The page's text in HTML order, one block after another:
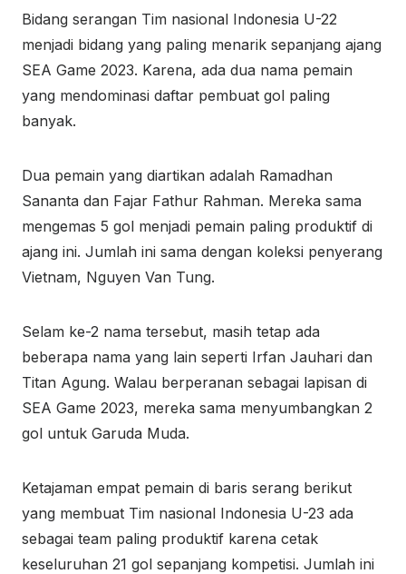
Bidang serangan Tim nasional Indonesia U-22
menjadi bidang yang paling menarik sepanjang ajang
SEA Game 2023. Karena, ada dua nama pemain
yang mendominasi daftar pembuat gol paling
banyak.
Dua pemain yang diartikan adalah Ramadhan
Sananta dan Fajar Fathur Rahman. Mereka sama
mengemas 5 gol menjadi pemain paling produktif di
ajang ini. Jumlah ini sama dengan koleksi penyerang
Vietnam, Nguyen Van Tung.
Selam ke-2 nama tersebut, masih tetap ada
beberapa nama yang lain seperti Irfan Jauhari dan
Titan Agung. Walau berperanan sebagai lapisan di
SEA Game 2023, mereka sama menyumbangkan 2
gol untuk Garuda Muda.
Ketajaman empat pemain di baris serang berikut
yang membuat Tim nasional Indonesia U-23 ada
sebagai team paling produktif karena cetak
keseluruhan 21 gol sepanjang kompetisi. Jumlah ini